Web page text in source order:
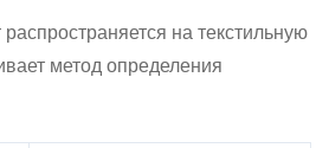
на текстильную
метод определения